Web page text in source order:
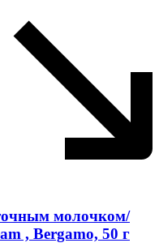
молочком/
, Bergamo, 50 г